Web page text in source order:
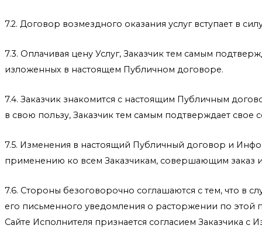
7.2. Договор возмездного оказания услуг вступает в
7.3. Оплачивая цену Услуг, Заказчик тем самым
изложенных в настоящем Публичном договоре.
7.4. Заказчик знакомится с настоящим Публичным
в свою пользу, Заказчик тем самым подтверждает
7.5. Изменения в настоящий Публичный договор и
применению ко всем Заказчикам, совершающим заказ
7.6. Стороны безоговорочно соглашаются с тем, что в
его письменного уведомления о расторжении по этой
Сайте Исполнителя признается согласием